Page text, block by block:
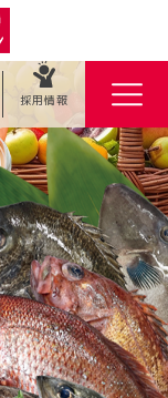
採用情報